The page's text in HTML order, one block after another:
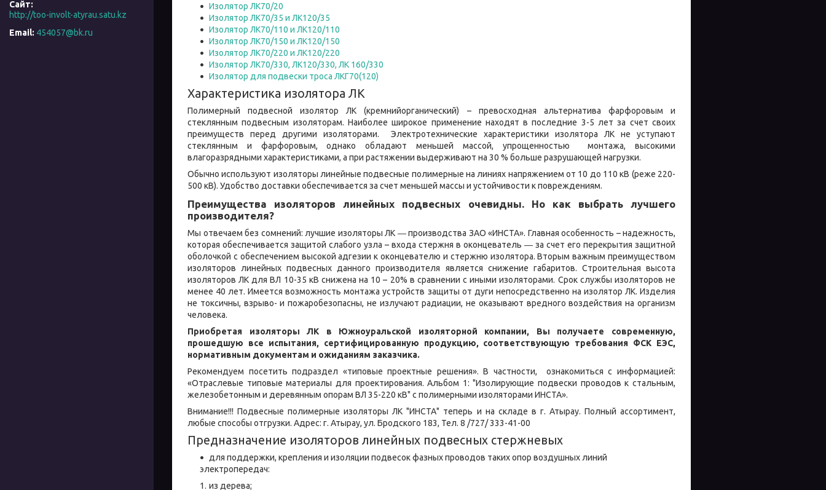
Изолятор ЛК70/20
Изолятор ЛК70/35 и ЛК120/35
Изолятор ЛК70/110 и ЛК120/110
Изолятор ЛК70/150 и ЛК120/150
Изолятор ЛК70/220 и ЛК120/220
Изолятор ЛК70/330, ЛК120/330, ЛК 160/330
Изолятор для подвески троса ЛКГ70(120)
Характеристика изолятора ЛК
Полимерный подвесной изолятор ЛК (кремнийорганический) – превосходная альтернатива фарфоровым и
стеклянным подвесным изоляторам. Наиболее широкое применение находят в последние 3-5 лет за счет своих
преимуществ перед другими изоляторами. Электротехнические характеристики изолятора ЛК не уступают
стеклянным и фарфоровым, однако обладают меньшей массой, упрощенностью монтажа, высокими
влагоразрядными характеристиками, а при растяжении выдерживают на 30 % больше разрушающей нагрузки.
Обычно используют изоляторы линейные подвесные полимерные на линиях напряжением от 10 до 110 кВ (реже 220-
500 кВ). Удобство доставки обеспечивается за счет меньшей массы и устойчивости к повреждениям.
Преимущества изоляторов линейных подвесных очевидны. Но как выбрать лучшего
производителя?
Мы отвечаем без сомнений: лучшие изоляторы ЛК ― производства ЗАО «ИНСТА». Главная особенность – надежность,
которая обеспечивается защитой слабого узла – входа стержня в оконцеватель ― за счет его перекрытия защитной
оболочкой с обеспечением высокой адгезии к оконцевателю и стержню изолятора. Вторым важным преимуществом
изоляторов линейных подвесных данного производителя является снижение габаритов. Строительная высота
изоляторов ЛК для ВЛ 10-35 кВ снижена на 10 – 20% в сравнении с иными изоляторами. Срок службы изоляторов не
менее 40 лет. Имеется возможность монтажа устройств защиты от дуги непосредственно на изолятор ЛК. Изделия
не токсичны, взрыво- и пожаробезопасны, не излучают радиации, не оказывают вредного воздействия на организм
человека.
Приобретая изоляторы ЛК в Южноуральской изоляторной компании, Вы получаете современную,
прошедшую все испытания, сертифицированную продукцию, соответствующую требования ФСК ЕЭС,
нормативным документам и ожиданиям заказчика.
Рекомендуем посетить подраздел «типовые проектные решения». В частности, ознакомиться с информацией:
«Отраслевые типовые материалы для проектирования. Альбом 1: "Изолирующие подвески проводов к стальным,
железобетонным и деревянным опорам ВЛ 35-220 кВ" с полимерными изоляторами ИНСТА».
Внимание!!! Подвесные полимерные изоляторы ЛК "ИНСТА" теперь и на складе в г. Атырау. Полный ассортимент,
любые способы отгрузки. Адрес: г. Атырау, ул. Бродского 183, Тел. 8 /727/ 333-41-00
Предназначение изоляторов линейных подвесных стержневых
для поддержки, крепления и изоляции подвесок фазных проводов таких опор воздушных линий
электропередач:
из дерева;
http://too-involt-atyrau.satu.kz
454057@bk.ru